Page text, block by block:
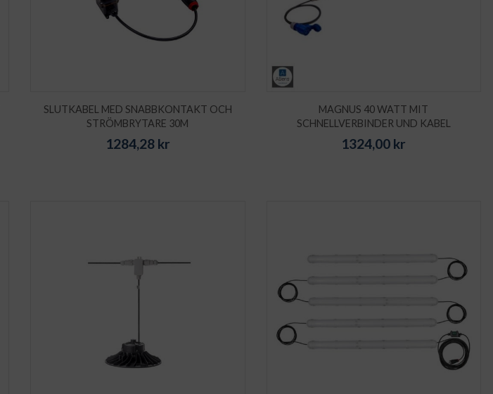
SLUTKABEL MED SNABBKONTAKT OCH
STRÖMBRYTARE 30M
1284,28kr
MAGNUS 40 WATT MIT
SCHNELLVERBINDER UND KABEL
1324,00 kr